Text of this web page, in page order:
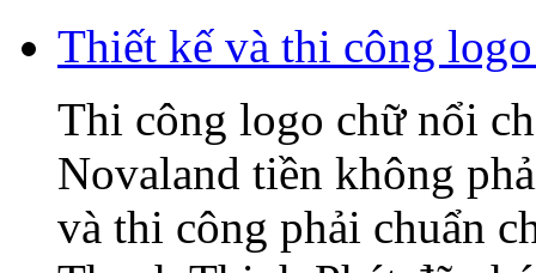
Thiết kế và thi công
Thi công logo chữ nổi
Novaland tiền không
và thi công phải chuẩn